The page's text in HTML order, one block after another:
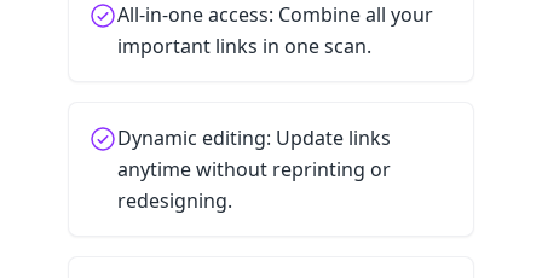
All-in-one access: Combine all your
important links in one scan.
Dynamic editing: Update links
anytime without reprinting or
redesigning.